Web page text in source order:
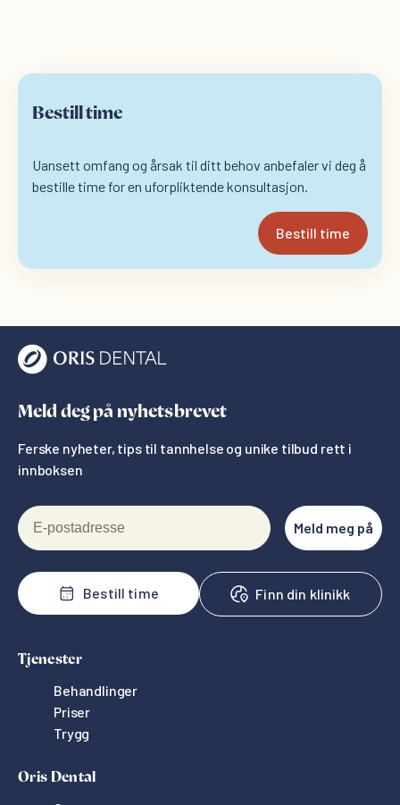
Bestill time
Uansett omfang og årsak til ditt behov anbefaler vi deg å
bestille time for en uforpliktende konsultasjon.
Bestill time
Meld deg på nyhetsbrevet
Ferske nyheter, tips til tannhelse og unike tilbud rett i
innboksen
E-postadresse
Meld meg på
Bestill time Finn din klinikk
Tjenester
Behandlinger
Priser
Trygg
Oris Dental